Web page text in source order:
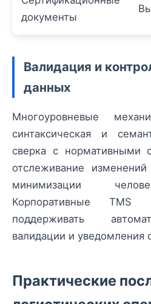
документы
Валидация и
данных
Многоуровневые
синтаксическая и
сверка с нормативными
отслеживание
минимизации
Корпоративные
поддерживать
валидации и уведомления
Практические